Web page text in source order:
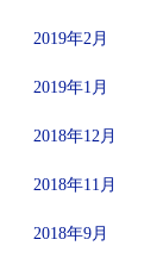
2019年2月
2019年1月
2018年12月
2018年11月
2018年9月